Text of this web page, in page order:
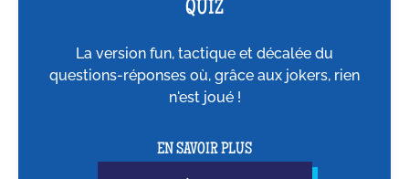
QUIZ
La version fun, tactique et décalée du
questions-réponses où, grâce aux jokers, rien
n'est joué !
EN SAVOIR PLUS